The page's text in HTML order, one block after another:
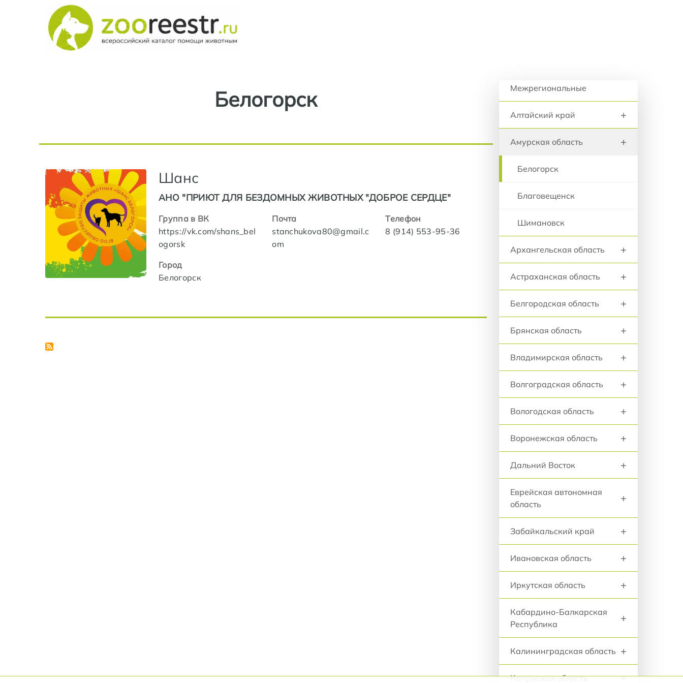
Белогорск
Шанс
АНО "ПРИЮТ ДЛЯ БЕЗДОМНЫХ ЖИВОТНЫХ "ДОБРОЕ СЕРДЦЕ"
Группа в ВК
https://vk.com/shans_bel
ogorsk
Почта
stanchukova80@gmail.c
om
Телефон
8 (914) 553-95-36
Город
Белогорск
Регионы и города
Межрегиональные
Алтайский край +
Амурская область +
Белогорск
Благовещенск
Шимановск
Архангельская область +
Астраханская область +
Белгородская область +
Брянская область +
Владимирская область +
Волгоградская область +
Вологодская область +
Воронежская область +
Дальний Восток +
Еврейская автономная
область
+
Забайкальский край +
Ивановская область +
Иркутская область +
Кабардино-Балкарская
Республика
+
Калининградская область +
Калужская область +